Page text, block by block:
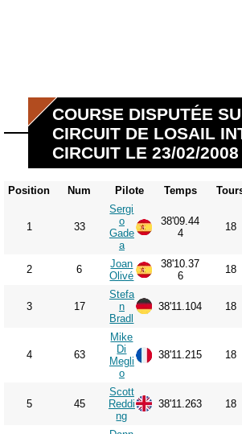
COURSE DISPUTÉE
CIRCUIT DE LOSAIL
CIRCUIT LE 23/02/2008
Position Num Pilote Temps
1 33
Sergi
o
Gade
a
38'09.44
4
18
2 6
Joan
Olivé
38'10.37
6
18
3 17
Stefa
n
Bradl
38'11.104 18
4 63
Mike
Di
Megli
o
38'11.215 18
5 45
Scott
Reddi
ng
38'11.263 18